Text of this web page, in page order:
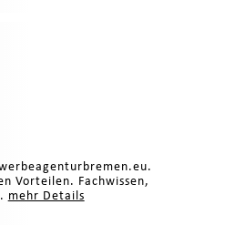
Vorteilen. Fachwissen,
mehr Details